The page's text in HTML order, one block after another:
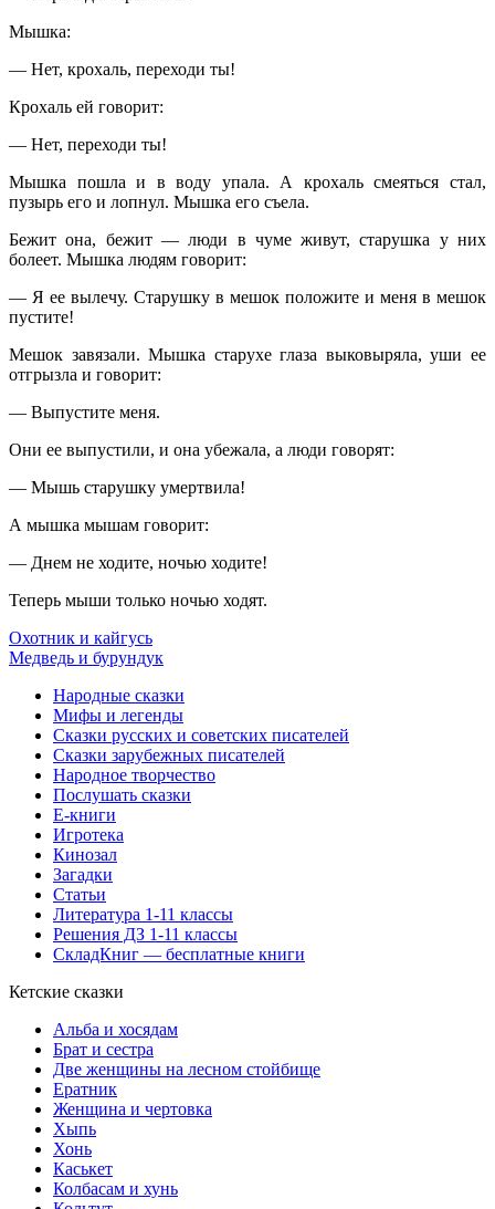
Мышка:
— Нет, крохаль, переходи ты!
Крохаль ей говорит:
— Нет, переходи ты!
Мышка пошла и в воду упала. А крохаль смеяться стал,
пузырь его и лопнул. Мышка его съела.
Бежит она, бежит — люди в чуме живут, старушка у них
болеет. Мышка людям говорит:
— Я ее вылечу. Старушку в мешок положите и меня в мешок
пустите!
Мешок завязали. Мышка старухе глаза выковыряла, уши ее
отгрызла и говорит:
— Выпустите меня.
Они ее выпустили, и она убежала, а люди говорят:
— Мышь старушку умертвила!
А мышка мышам говорит:
— Днем не ходите, ночью ходите!
Теперь мыши только ночью ходят.
Охотник и кайгусь
Медведь и бурундук
Народные сказки
Мифы и легенды
Сказки русских и советских писателей
Сказки зарубежных писателей
Народное творчество
Послушать сказки
Е-книги
Игротека
Кинозал
Загадки
Статьи
Литература 1-11 классы
Решения ДЗ 1-11 классы
СкладКниг — бесплатные книги
Кетские сказки
Альба и хосядам
Брат и сестра
Две женщины на лесном стойбище
Ератник
Женщина и чертовка
Хыпь
Хонь
Каськет
Колбасам и хунь